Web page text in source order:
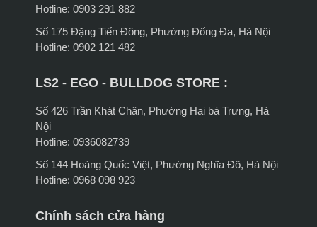
Hotline: 0903 291 882
Số 175 Đặng Tiến Đông, Phường Đống Đa, Hà Nội
Hotline: 0902 121 482
LS2 - EGO - BULLDOG STORE :
Số 426 Trần Khát Chân, Phường Hai bà Trưng, Hà
Nội
Hotline: 0936082739
Số 144 Hoàng Quốc Việt, Phường Nghĩa Đô, Hà Nội
Hotline: 0968 098 923
Chính sách cửa hàng